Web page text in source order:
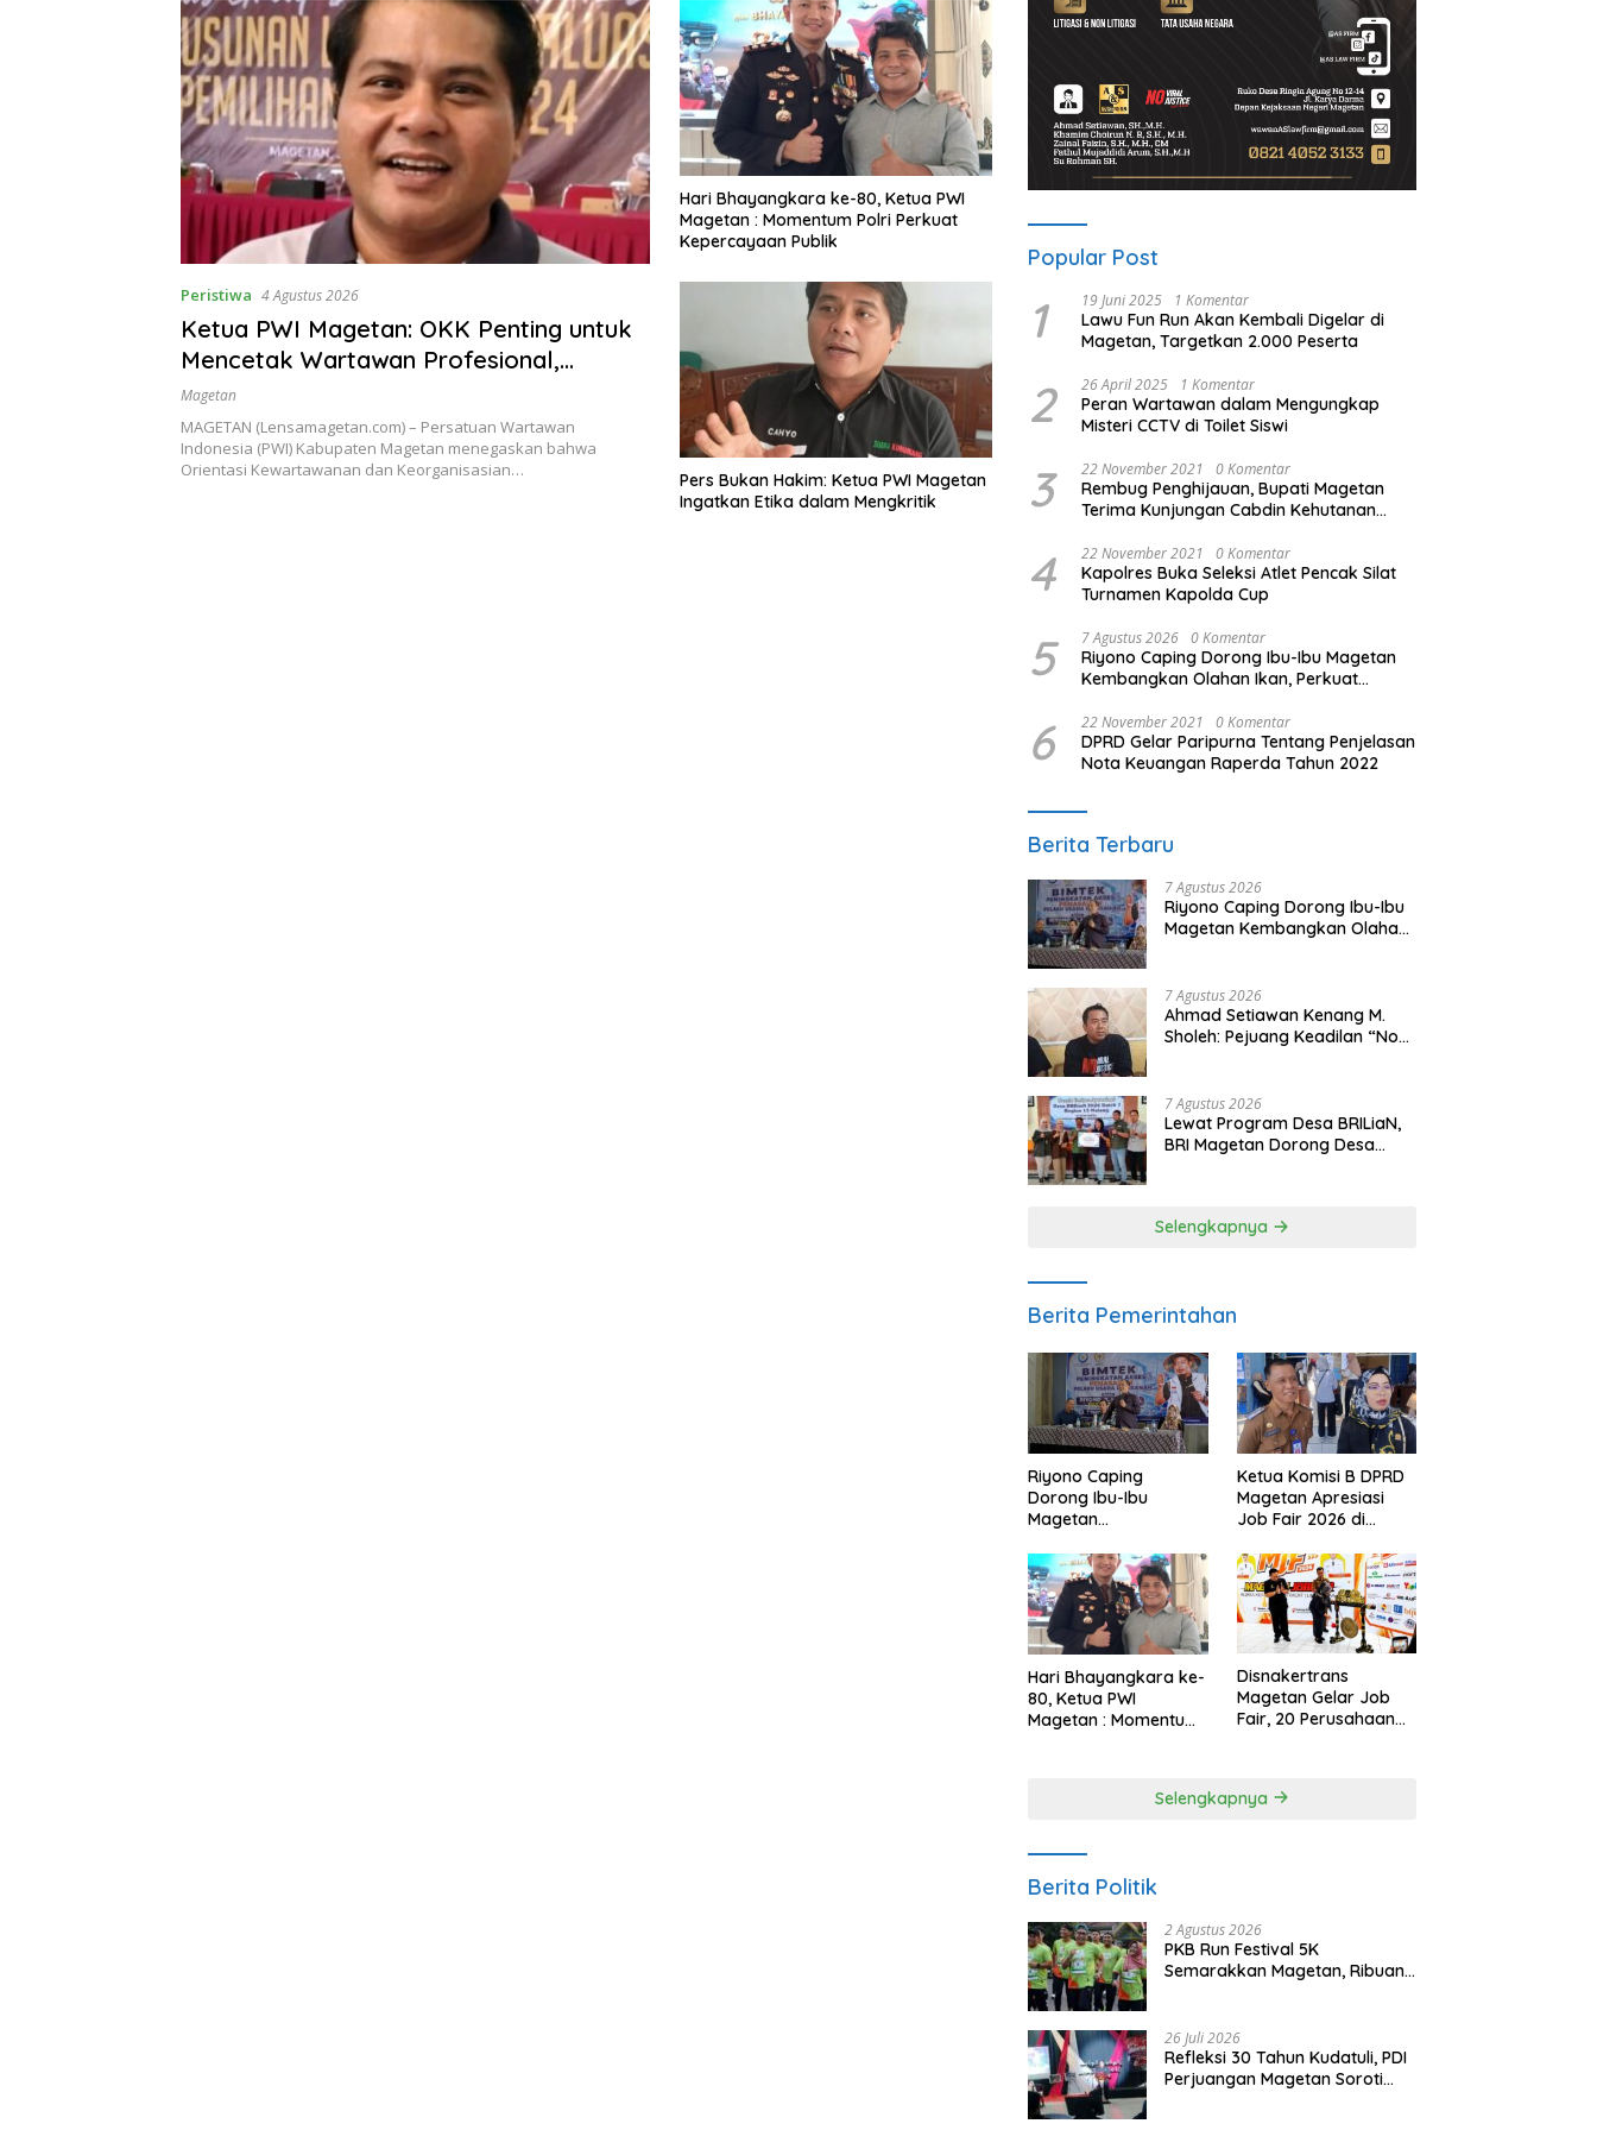
Peristiwa 4 Agustus 2026
Ketua PWI Magetan: OKK Penting untuk
Mencetak Wartawan Profesional,
Berintegritas dan Terpercaya
Magetan
MAGETAN (Lensamagetan.com) – Persatuan Wartawan
Indonesia (PWI) Kabupaten Magetan menegaskan bahwa
Orientasi Kewartawanan dan Keorganisasian…
Hari Bhayangkara ke-80, Ketua PWI
Magetan : Momentum Polri Perkuat
Kepercayaan Publik
Pers Bukan Hakim: Ketua PWI Magetan
Ingatkan Etika dalam Mengkritik
Popular Post
1 19 Juni 2025 1 Komentar
Lawu Fun Run Akan Kembali Digelar di
Magetan, Targetkan 2.000 Peserta
2 26 April 2025 1 Komentar
Peran Wartawan dalam Mengungkap
Misteri CCTV di Toilet Siswi
3 22 November 2021 0 Komentar
Rembug Penghijauan, Bupati Magetan
Terima Kunjungan Cabdin Kehutanan
4 22 November 2021 0 Komentar
Kapolres Buka Seleksi Atlet Pencak Silat
Turnamen Kapolda Cup
5 7 Agustus 2026 0 Komentar
Riyono Caping Dorong Ibu-Ibu Magetan
Kembangkan Olahan Ikan, Perkuat
6 22 November 2021 0 Komentar
DPRD Gelar Paripurna Tentang Penjelasan
Nota Keuangan Raperda Tahun 2022
Berita Terbaru
7 Agustus 2026
Riyono Caping Dorong Ibu-Ibu
Magetan Kembangkan Olahan
7 Agustus 2026
Ahmad Setiawan Kenang M.
Sholeh: Pejuang Keadilan “No
7 Agustus 2026
Lewat Program Desa BRILiaN,
BRI Magetan Dorong Desa
Selengkapnya
Berita Pemerintahan
Riyono Caping
Dorong Ibu-Ibu
Magetan
Ikan, Perkuat Budaya
Gemar Makan Ikan
Ketua Komisi B DPRD
Magetan Apresiasi
Job Fair 2026 di
Anggaran
Hari Bhayangkara ke-
80, Ketua PWI
Magetan : Momentum
Disnakertrans
Magetan Gelar Job
Fair, 20 Perusahaan
Selengkapnya
Berita Politik
2 Agustus 2026
PKB Run Festival 5K
Semarakkan Magetan, Ribuan
26 Juli 2026
Refleksi 30 Tahun Kudatuli, PDI
Perjuangan Magetan Soroti